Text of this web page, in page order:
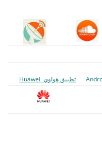
تطبيق هواوي Huawei